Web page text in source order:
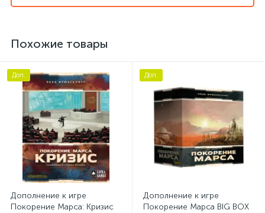
Похожие товары
Доп.
Дополнение к игре
Покорение Марса: Кризис
Доп.
Дополнение к игре
Покорение Марса BIG BOX